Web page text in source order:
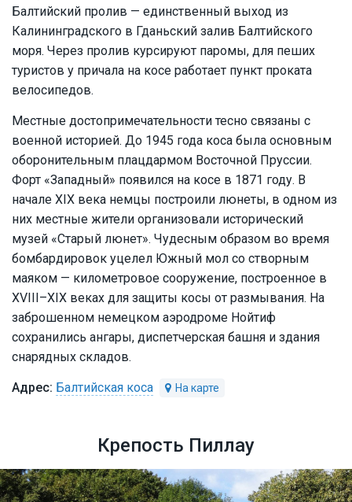
Балтийский пролив — единственный выход из
Калининградского в Гданьский залив Балтийского
моря. Через пролив курсируют паромы, для пеших
туристов у причала на косе работает пункт проката
велосипедов.
Местные достопримечательности тесно связаны с
военной историей. До 1945 года коса была основным
оборонительным плацдармом Восточной Пруссии.
Форт «Западный» появился на косе в 1871 году. В
начале XIX века немцы построили люнеты, в одном из
них местные жители организовали исторический
музей «Старый люнет». Чудесным образом во время
бомбардировок уцелел Южный мол со створным
маяком — километровое сооружение, построенное в
XVIII–XIX веках для защиты косы от размывания. На
заброшенном немецком аэродроме Нойтиф
сохранились ангары, диспетчерская башня и здания
снарядных складов.
Балтийская коса
Крепость Пиллау